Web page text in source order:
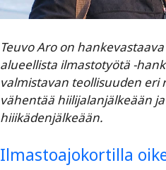
Teuvo Aro on
alueellista ilmastotyötä -
valmistavan teollisuuden eri
vähentää hiilijalanjälkeään
hiiikädenjälkeään.
Ilmastoajokortilla